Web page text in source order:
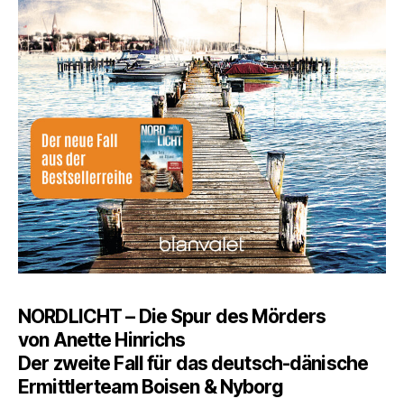
NORDLICHT – Die Spur des Mörders
von Anette Hinrichs
Der zweite Fall für das deutsch-dänische
Ermittlerteam Boisen & Nyborg